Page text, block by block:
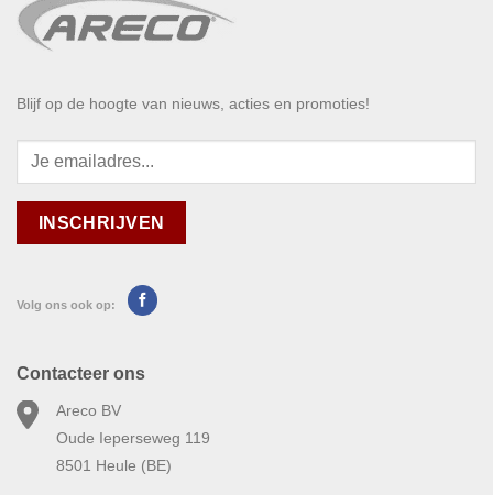
Blijf op de hoogte van nieuws, acties en promoties!
Volg ons ook op:
Contacteer ons
Areco BV
Oude Ieperseweg 119
8501 Heule (BE)